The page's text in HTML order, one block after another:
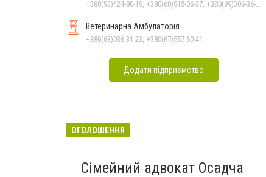
Ветеринарна Амбулаторія
+380(63)036-31-23, +380(67)557-60-41
Додати підприємство
ОГОЛОШЕННЯ
Сімейний адвокат Осадча